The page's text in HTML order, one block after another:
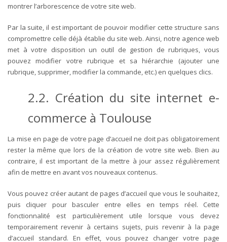
montrer l’arborescence de votre site web.
Par la suite, il est important de pouvoir modifier cette structure sans
compromettre celle déjà établie du site web. Ainsi, notre agence web
met à votre disposition un outil de gestion de rubriques, vous
pouvez modifier votre rubrique et sa hiérarchie (ajouter une
rubrique, supprimer, modifier la commande, etc.) en quelques clics.
2.2. Création du site internet e-
commerce à Toulouse
La mise en page de votre page d’accueil ne doit pas obligatoirement
rester la même que lors de la création de votre site web. Bien au
contraire, il est important de la mettre à jour assez régulièrement
afin de mettre en avant vos nouveaux contenus.
Vous pouvez créer autant de pages d’accueil que vous le souhaitez,
puis cliquer pour basculer entre elles en temps réel. Cette
fonctionnalité est particulièrement utile lorsque vous devez
temporairement revenir à certains sujets, puis revenir à la page
d’accueil standard. En effet, vous pouvez changer votre page